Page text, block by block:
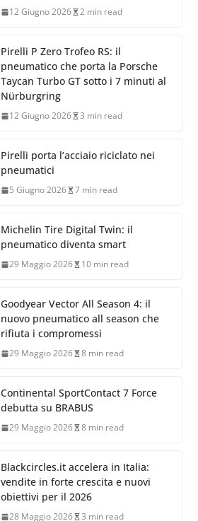
12 Giugno 2026 2 min read
Pirelli P Zero Trofeo RS: il
pneumatico che porta la Porsche
Taycan Turbo GT sotto i 7 minuti al
Nürburgring
12 Giugno 2026 3 min read
Pirelli porta l’acciaio riciclato nei
pneumatici
5 Giugno 2026 7 min read
Michelin Tire Digital Twin: il
pneumatico diventa smart
29 Maggio 2026 10 min read
Goodyear Vector All Season 4: il
nuovo pneumatico all season che
rifiuta i compromessi
29 Maggio 2026 8 min read
Continental SportContact 7 Force
debutta su BRABUS
29 Maggio 2026 8 min read
Blackcircles.it accelera in Italia:
vendite in forte crescita e nuovi
obiettivi per il 2026
28 Maggio 2026 3 min read